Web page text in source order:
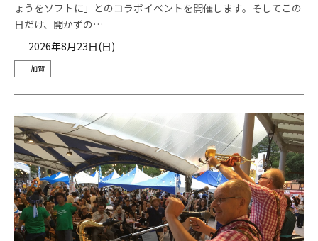
ょうをソフトに」とのコラボイベントを開催します。そしてこの
日だけ、開かずの…
2026年8月23日(日)
加賀